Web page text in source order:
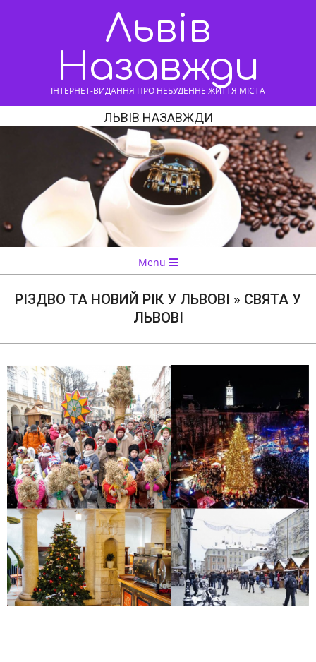
Львів
Назавжди
ІНТЕРНЕТ-ВИДАННЯ ПРО НЕБУДЕННЕ ЖИТТЯ МІСТА
ЛЬВІВ НАЗАВЖДИ
Menu
Menu
РІЗДВО ТА НОВИЙ РІК У ЛЬВОВІ » СВЯТА У
ЛЬВОВІ